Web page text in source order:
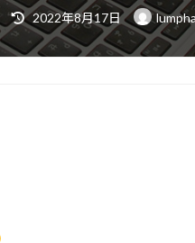
最
終
更
新
日
2022年8月17日